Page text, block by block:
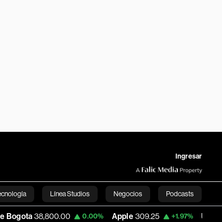
Ingresar
Línea Studios Negocios Podcasts
English0.00% Apple 309.25 +1.97% USD COP